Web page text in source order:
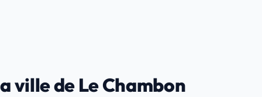
ville de Le Chambon